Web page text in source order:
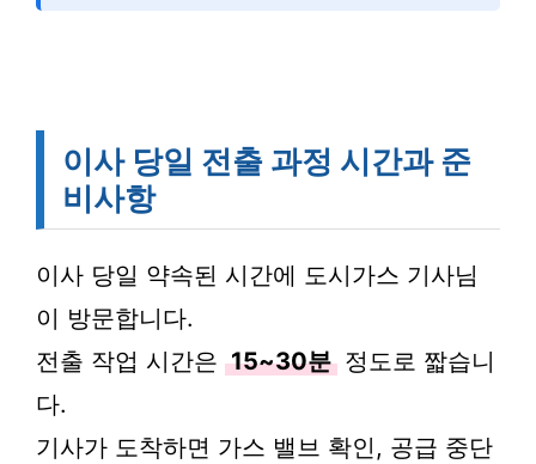
이사 당일 전출 과정 시간과 준
비사항
이사 당일 약속된 시간에 도시가스 기사님
이 방문합니다.
전출 작업 시간은 15~30분 정도로 짧습니
다.
기사가 도착하면 가스 밸브 확인, 공급 중단